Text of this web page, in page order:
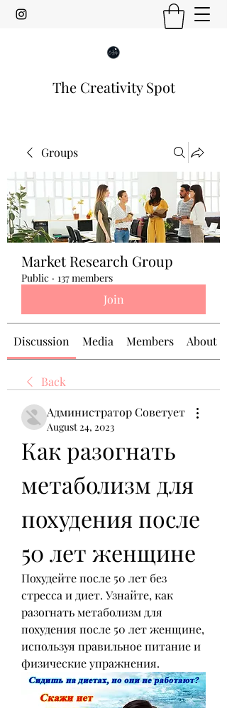
The Creativity Spot
Groups
Market Research Group
Public · 137 members
Join
Discussion Media Members About
Back
Администратор Советует
August 24, 2023
Как разогнать
метаболизм для
похудения после
50 лет женщине
Похудейте после 50 лет без
стресса и диет. Узнайте, как
разогнать метаболизм для
похудения после 50 лет женщине,
используя правильное питание и
физические упражнения.